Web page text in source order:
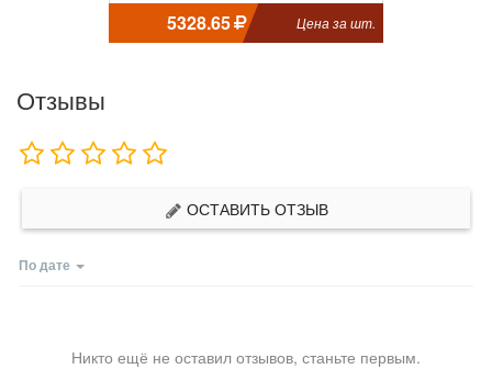
5328.65 Цена за шт.
Отзывы
ОСТАВИТЬ ОТЗЫВ
По дате
Никто ещё не оставил отзывов, станьте первым.